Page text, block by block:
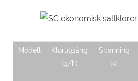
Modell
Klorutgång
(g/h)
Spänning
(v)